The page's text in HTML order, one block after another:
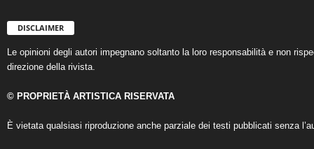
DISCLAIMER
Le opinioni degli autori impegnano soltanto la loro responsabilità e non
direzione della rivista.
© PROPRIETÀ ARTISTICA RISERVATA
È vietata qualsiasi riproduzione anche parziale dei testi pubblicati senza